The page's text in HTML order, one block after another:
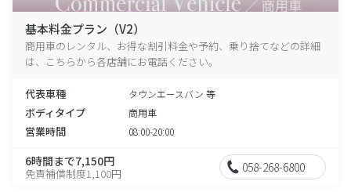
基本料金プラン（V2）
商用車のレンタル、お得な割引料金や予約、乗り捨てなどの詳細
は、こちらから各店舗にお電話ください。
代表車種 タウンエースバン 等
ボディタイプ 商用車
営業時間 08:00-20:00
6時間まで7,150円
免責補償制度1,100円 058-268-6800